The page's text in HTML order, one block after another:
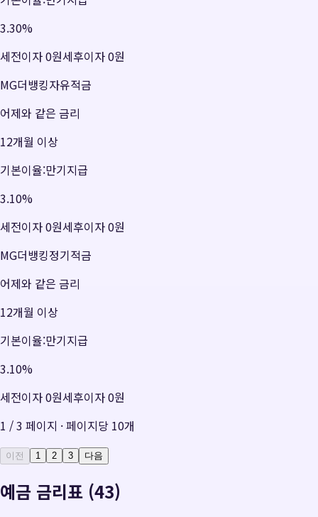
3.30%
세전이자0원세후이자0원
MG더뱅킹자유적금
어제와 같은 금리
12개월 이상
기본이율:만기지급
3.10%
세전이자0원세후이자0원
MG더뱅킹정기적금
어제와 같은 금리
12개월 이상
기본이율:만기지급
3.10%
세전이자0원세후이자0원
1 /3 페이지 · 페이지당 10개
이전 1 2 3 다음
예금 금리표 (43)